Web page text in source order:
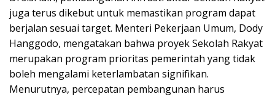
juga terus dikebut untuk memastikan program dapat
berjalan sesuai target. Menteri Pekerjaan Umum, Dody
Hanggodo, mengatakan bahwa proyek Sekolah Rakyat
merupakan program prioritas pemerintah yang tidak
boleh mengalami keterlambatan signifikan.
Menurutnya, percepatan pembangunan harus